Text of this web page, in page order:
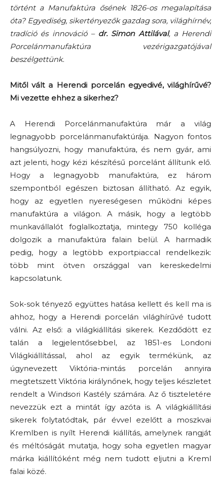
történt a Manufaktúra ősének 1826-os megalapítása
óta? Egyediség, sikertényezők gazdag sora, világhírnév,
tradíció és innováció – dr. Simon Attilával, a Herendi
Porcelánmanufaktúra vezérigazgatójával
beszélgettünk.
Mitől vált a Herendi porcelán egyedivé, világhírűvé?
Mi vezette ehhez a sikerhez?
A Herendi Porcelánmanufaktúra már a világ
legnagyobb porcelánmanufaktúrája. Nagyon fontos
hangsúlyozni, hogy manufaktúra, és nem gyár, ami
azt jelenti, hogy kézi készítésű porcelánt állítunk elő.
Hogy a legnagyobb manufaktúra, ez három
szempontból egészen biztosan állítható. Az egyik,
hogy az egyetlen nyereségesen működni képes
manufaktúra a világon. A másik, hogy a legtöbb
munkavállalót foglalkoztatja, mintegy 750 kolléga
dolgozik a manufaktúra falain belül. A harmadik
pedig, hogy a legtöbb exportpiaccal rendelkezik:
több mint ötven országgal van kereskedelmi
kapcsolatunk.
Sok-sok tényező együttes hatása kellett és kell ma is
ahhoz, hogy a Herendi porcelán világhírűvé tudott
válni. Az első: a világkiállítási sikerek. Kezdődött ez
talán a legjelentősebbel, az 1851-es Londoni
Világkiállítással, ahol az egyik termékünk, az
úgynevezett Viktória-mintás porcelán annyira
megtetszett Viktória királynőnek, hogy teljes készletet
rendelt a Windsori Kastély számára. Az ő tiszteletére
nevezzük ezt a mintát így azóta is. A világkiállítási
sikerek folytatódtak, pár évvel ezelőtt a moszkvai
Kremlben is nyílt Herendi kiállítás, amelynek rangját
és méltóságát mutatja, hogy soha egyetlen magyar
márka kiállítóként még nem tudott eljutni a Kreml
falai közé.